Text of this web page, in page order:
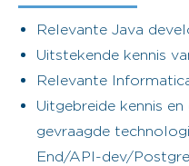
Relevante Java
Uitstekende kennis
Relevante
Uitgebreide kennis
gevraagde
End/API-dev/